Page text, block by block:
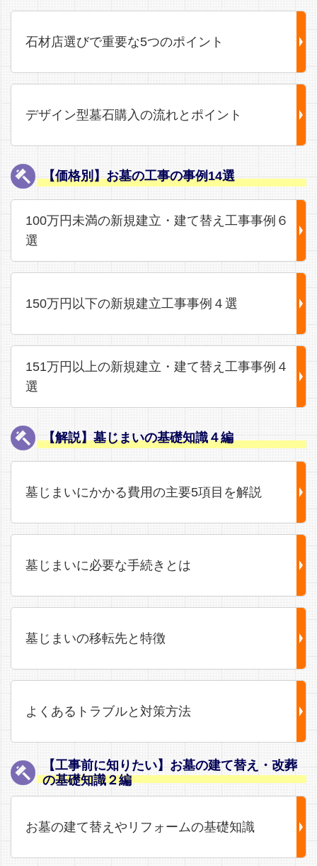
石材店選びで重要な5つのポイント
デザイン型墓石購入の流れとポイント
【価格別】お墓の工事の事例14選
100万円未満の新規建立・建て替え工事事例６
選
150万円以下の新規建立工事事例４選
151万円以上の新規建立・建て替え工事事例４
選
【解説】墓じまいの基礎知識４編
墓じまいにかかる費用の主要5項目を解説
墓じまいに必要な手続きとは
墓じまいの移転先と特徴
よくあるトラブルと対策方法
【工事前に知りたい】お墓の建て替え・改葬
の基礎知識２編
お墓の建て替えやリフォームの基礎知識